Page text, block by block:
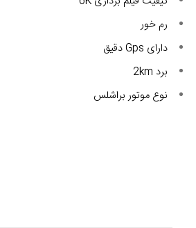
رم خور
دارای Gps دقیق
برد 2km
نوع موتور براشلس